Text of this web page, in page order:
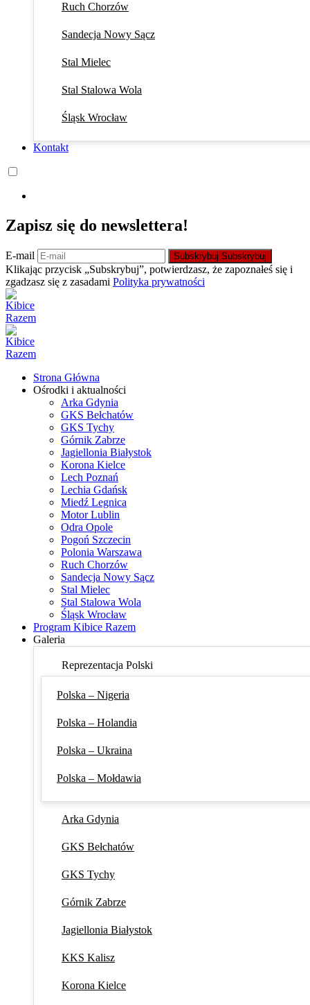
Ruch Chorzów
Sandecja Nowy Sącz
Stal Mielec
Stal Stalowa Wola
Śląsk Wrocław
Kontakt
Zapisz się do newslettera!
E-mail Subskrybuj Subskrybuj
Klikając przycisk „Subskrybuj”, potwierdzasz, że zapoznałeś się i
zgadzasz się z zasadami Polityka prywatności
Strona Główna
Ośrodki i aktualności
Arka Gdynia
GKS Bełchatów
GKS Tychy
Górnik Zabrze
Jagiellonia Białystok
Korona Kielce
Lech Poznań
Lechia Gdańsk
Miedź Legnica
Motor Lublin
Odra Opole
Pogoń Szczecin
Polonia Warszawa
Ruch Chorzów
Sandecja Nowy Sącz
Stal Mielec
Stal Stalowa Wola
Śląsk Wrocław
Program Kibice Razem
Galeria
Reprezentacja Polski
Polska – Nigeria
Polska – Holandia
Polska – Ukraina
Polska – Mołdawia
Arka Gdynia
GKS Bełchatów
GKS Tychy
Górnik Zabrze
Jagiellonia Białystok
KKS Kalisz
Korona Kielce